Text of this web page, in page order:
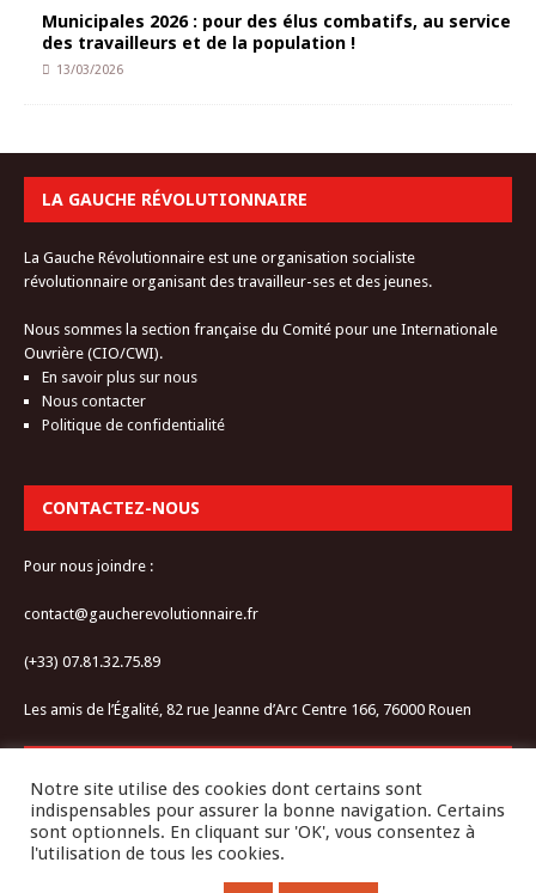
Municipales 2026 : pour des élus combatifs, au service
des travailleurs et de la population !
13/03/2026
LA GAUCHE RÉVOLUTIONNAIRE
La Gauche Révolutionnaire est une organisation socialiste
révolutionnaire organisant des travailleur-ses et des jeunes.
Nous sommes la section française du Comité pour une Internationale
Ouvrière (CIO/CWI).
En savoir plus sur nous
Nous contacter
Politique de confidentialité
CONTACTEZ-NOUS
Pour nous joindre :
contact@gaucherevolutionnaire.fr
(+33) 07.81.32.75.89
Les amis de l’Égalité, 82 rue Jeanne d’Arc Centre 166, 76000 Rouen
Notre site utilise des cookies dont certains sont
indispensables pour assurer la bonne navigation. Certains
sont optionnels. En cliquant sur 'OK', vous consentez à
l'utilisation de tous les cookies.